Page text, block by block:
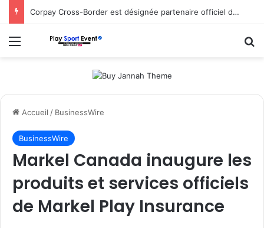
Corpay Cross-Border est désignée partenaire officiel de change d’Ultimate Sevens
Menu
Accueil / BusinessWire
BusinessWire
Markel Canada inaugure les
produits et services officiels
de Markel Play Insurance